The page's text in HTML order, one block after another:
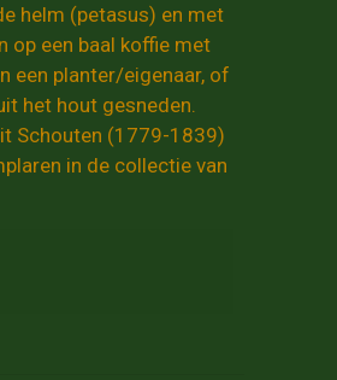
helm (petasus) en met
op een baal koffie met
een planter/eigenaar, of
het hout gesneden.
Schouten (1779-1839)
in de collectie van